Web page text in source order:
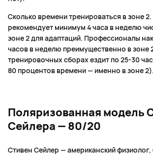
Сколько времени тренироваться в зоне
рекомендует минимум 4 часа в неделю
зоне 2 для адаптаций. Профессионалы
часов в неделю преимущественно в зоне
тренировочных сборах ездит по 25-30
80 процентов времени — именно в зоне 2).
Поляризованная модель
Сейлера — 80/20
Стивен Сейлер — американский физиолог,